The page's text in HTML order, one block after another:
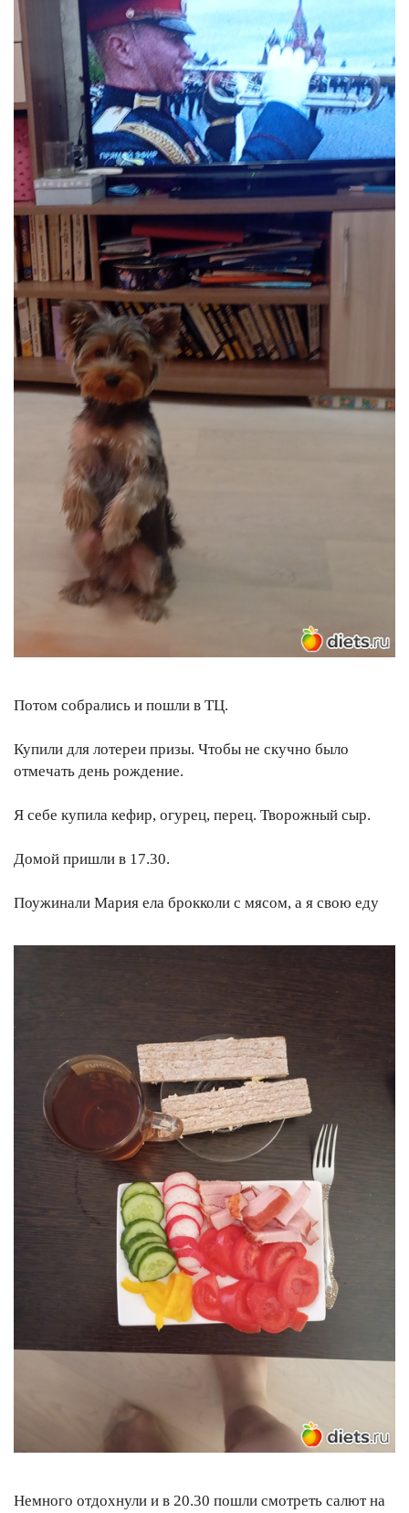
Потом собрались и пошли в ТЦ.
Купили для лотереи призы. Чтобы не скучно было
отмечать день рождение.
Я себе купила кефир, огурец, перец. Творожный сыр.
Домой пришли в 17.30.
Поужинали Мария ела брокколи с мясом, а я свою еду
Немного отдохнули и в 20.30 пошли смотреть салют на